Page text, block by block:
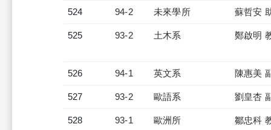
524 94-2 未來學所 蘇哲安
525 93-2 土木系 鄭啟明
526 94-1 英文系 陳惠美
527 93-2 歐語系 劉皇杏
528 93-1 歐洲所 鄒忠科